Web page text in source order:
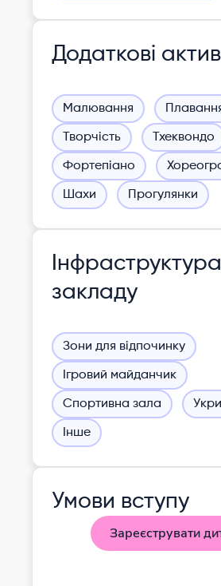
Додаткові
Малювання
Творчість Тхеквондо
Фортепіано
Шахи Прогулянки
Інфраструктура
закладу
Зони для відпочинку
Ігровий майданчик
Спортивна зала
Інше
Умови вступу
Зареєструвати